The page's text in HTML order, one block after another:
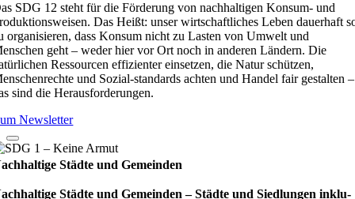
SDG 12 steht für die Förderung von nachhaltigen Konsum- und
Das Heißt: unser wirtschaftliches Leben dauerhaft
organisieren, dass Konsum nicht zu Lasten von Umwelt und
geht – weder hier vor Ort noch in anderen Ländern. Die
Ressourcen effizienter einsetzen, die Natur schützen,
und Sozial-standards achten und Handel fair gestalten –
sind die Herausforderungen.
Newsletter
Städte und Gemeinden
Städte und Gemeinden – Städte und Sied­lun­gen inklu­